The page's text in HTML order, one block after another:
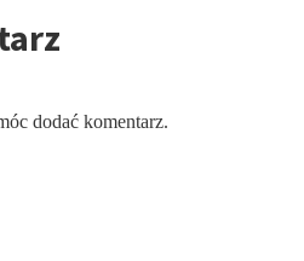
dodać komentarz.